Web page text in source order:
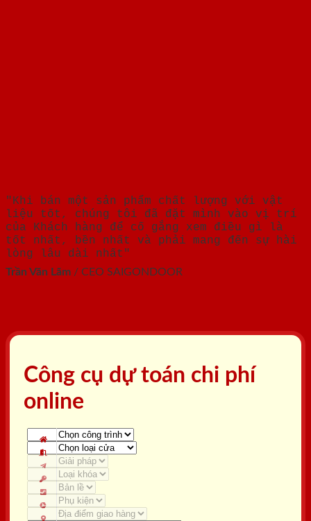
"Khi bán một sản phẩm chất lượng với vật
liệu tốt, chúng tôi đã đặt mình vào vị trí
của Khách hàng để cố gắng xem điều gì là
tốt nhất, bền nhất và phải mang đến sự hài
lòng lâu dài nhất"
Trần Văn Lãm / CEO SAIGONDOOR
Công cụ dự toán chi phí
online